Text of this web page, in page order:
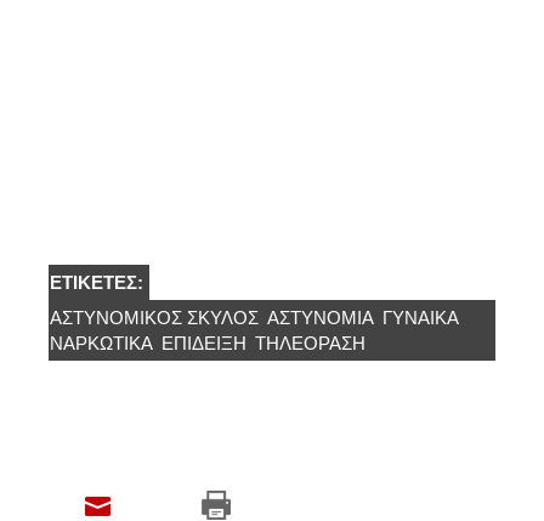
ΕΤΙΚΈΤΕΣ:
ΑΣΤΥΝΟΜΙΚΌΣ ΣΚΎΛΟΣ ΑΣΤΥΝΟΜΊΑ ΓΥΝΑΙΚΑ
ΝΑΡΚΩΤΙΚΑ ΕΠΊΔΕΙΞΗ ΤΗΛΕΌΡΑΣΗ